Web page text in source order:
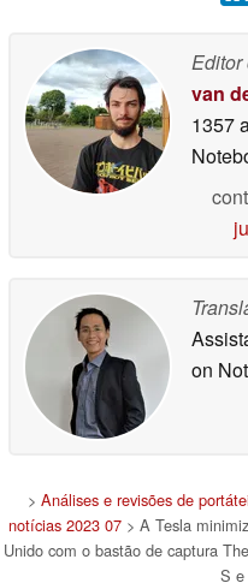
Editor
van
1357
on
> Análises e revisões de
notícias 2023 07> A Tesla
Unido com o bastão de captura
S e